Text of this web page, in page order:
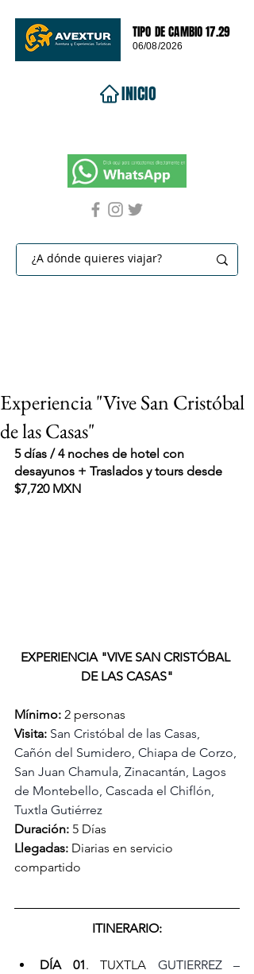
TIPO DE CAMBIO 17.29
06/08/2026
INICIO
VIAJES 2027
Experiencia "Vive San Cristóbal
de las Casas"
5 días / 4 noches de hotel con
desayunos + Traslados y tours desde
$7,720 MXN
EXPERIENCIA "VIVE SAN CRISTÓBAL
DE LAS CASAS"
Mínimo: 2 personas
Visita: San Cristóbal de las Casas,
Cañón del Sumidero, Chiapa de Corzo,
San Juan Chamula, Zinacantán, Lagos
de Montebello, Cascada el Chiflón,
Tuxtla Gutiérrez
Duración: 5 Días
Llegadas: Diarias en servicio
compartido
ITINERARIO:
DÍA 01. TUXTLA GUTIERREZ –